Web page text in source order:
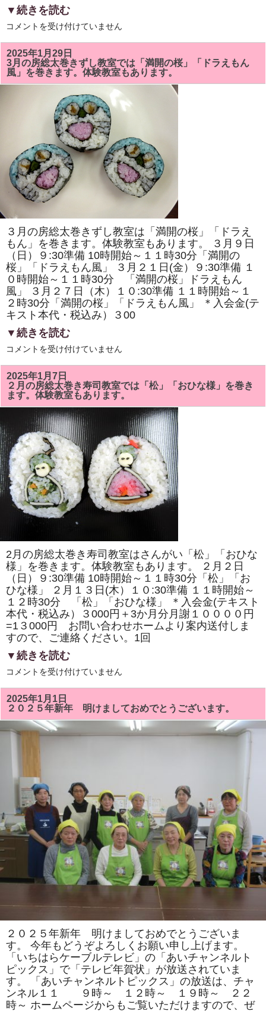
す。
▼続きを読む
4
の
房
総
太
巻
き
「正
ち
ゃ
ん」
ま
す。
体
験
教
室
も
あ
り
ま
す。
は
コメントを受け付けていません
2025年1月29日
3月の房総太巻きずし教室では「満開の桜」「ドラえもん
風」を巻きます。体験教室もあります。
３月の房総太巻きずし教室は「満開の桜」「ドラえ
もん」を巻きます。体験教室もあります。 ３月９日
（日）９:30準備 10時開始～１１時30分「満開の
桜」「ドラえもん風」 ３月２１日(金）９:30準備 １
０時開始～１１時30分 「満開の桜」ドラえもん
風」 ３月２７日（木）１０:30準備 １１時開始～１
２時30分「満開の桜」「ドラえもん風」 ＊入会金(テ
キスト本代・税込み）３00
▼続きを読む
3
の
房
総
太
巻
き
教
室
で
は
「満
開
の
桜」
「ド
ラ
風」
巻
き
ま
す。
体
験
教
室
も
あ
り
す。
コメントを受け付けていません
2025年1月7日
２月の房総太巻き寿司教室では「松」「おひな様」を巻き
ます。体験教室もあります。
2月の房総太巻き寿司教室はさんがい「松」「おひな
様」を巻きます。体験教室もあります。 ２月２日
（日）９:30準備 10時開始～１１時30分「松」「お
ひな様」 ２月１３日(木）１０:30準備 １１時開始～
１２時30分 「松」「おひな様」 ＊入会金(テキスト
本代・税込み）３000円＋3か月分月謝１００００円
=1３000円 お問い合わせホームより案内送付しま
すので、ご連絡ください。1回
▼続きを読む
２
の
房
総
太
巻
き
は
「松」
「お
な
様」
を
巻
験
も
り
ま
す。
は
コメントを受け付けていません
2025年1月1日
２０２５年新年 明けましておめでとうございます。
２０２５年新年 明けましておめでとうございま
す。 今年もどうぞよろしくお願い申し上げます。
「いちはらケーブルテレビ」の「あいチャンネルト
ピックス」で「テレビ年賀状」が放送されていま
す。 「あいチャンネルトピックス」の放送は、チャ
ンネル１１ ９時～ １２時～ １９時～ ２２
時～ ホームページからもご覧いただけますので、ぜ